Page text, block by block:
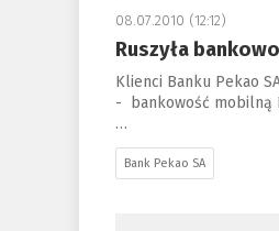
08.07.2010 (12:12)
Ruszyła
Klienci Banku Pekao
- bankowość mobilną
…
Bank Pekao SA